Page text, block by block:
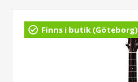
Finns i butik (Göteborg)